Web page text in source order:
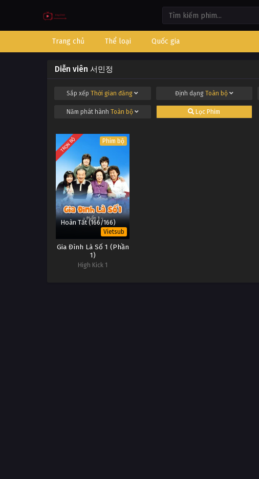
Trang chủ Thể loại Quốc gia
Diễn viên 서민정
Sắp xếpThời gian đăng Định dạng Toàn bộ
Năm phát hành Toàn bộ Lọc Phim
TRỌN BỘ Phim bộ
Hoàn Tất (166/166)
Vietsub
Gia Đình Là Số 1 (Phần
1)
High Kick 1